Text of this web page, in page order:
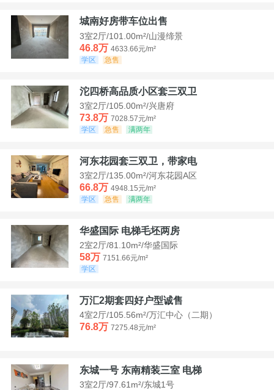
城南好房带车位出售
3室2厅/101.00m²/山漫缔景
46.8万 4633.66元/m²
学区
急售
沱四桥高品质小区套三双卫
3室2厅/105.00m²/兴唐府
73.8万 7028.57元/m²
学区
急售 满两年
河东花园套三双卫，带家电
3室2厅/135.00m²/河东花园A区
66.8万 4948.15元/m²
学区
急售 满两年
华盛国际 电梯毛坯两房
2室2厅/81.10m²/华盛国际
58万 7151.66元/m²
学区
万汇2期套四好户型诚售
4室2厅/105.56m²/万汇中心（二期）
76.8万 7275.48元/m²
东城一号 东南精装三室 电梯
3室2厅/97.61m²/东城1号